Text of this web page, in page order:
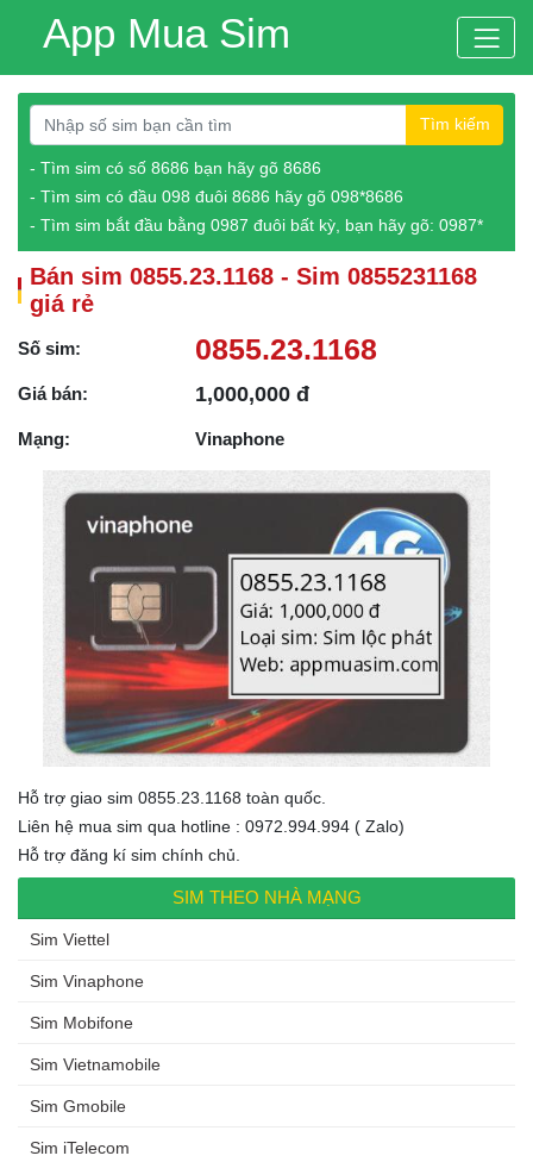
App Mua Sim
Tìm kiếm
- Tìm sim có số 8686 bạn hãy gõ 8686
- Tìm sim có đầu 098 đuôi 8686 hãy gõ 098*8686
- Tìm sim bắt đầu bằng 0987 đuôi bất kỳ, bạn hãy gõ: 0987*
Bán sim 0855.23.1168 - Sim 0855231168
giá rẻ
Số sim: 0855.23.1168
Giá bán: 1,000,000 đ
Mạng: Vinaphone
Hỗ trợ giao sim 0855.23.1168 toàn quốc.
Liên hệ mua sim qua hotline : 0972.994.994 ( Zalo)
Hỗ trợ đăng kí sim chính chủ.
SIM THEO NHÀ MẠNG
Sim Viettel
Sim Vinaphone
Sim Mobifone
Sim Vietnamobile
Sim Gmobile
Sim iTelecom